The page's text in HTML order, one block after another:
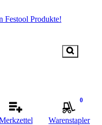
Festool Produkte!
0
Warenstapler